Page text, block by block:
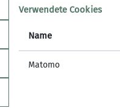
buchen
Verwendete Cookies
Name
Matomo